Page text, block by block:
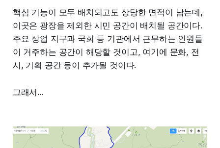
핵심 기능이 모두 배치되고도 상당한 면적이 남는데,
이곳은 광장을 제외한 시민 공간이 배치될 공간이다.
주요 상업 지구과 국회 등 기관에서 근무하는 인원들
이 거주하는 공간이 해당할 것이고, 여기에 문화, 전
시, 기획 공간 등이 추가될 것이다.
그래서...